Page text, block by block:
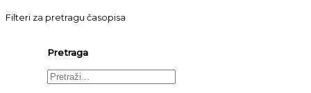
Filteri za pretragu časopisa
Pretraga